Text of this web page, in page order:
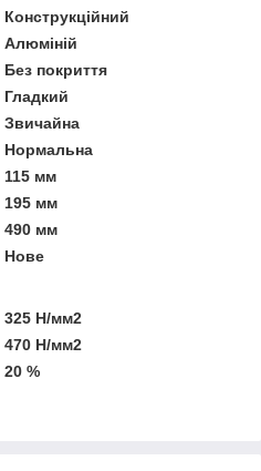
Конструкційний
Алюміній
Без покриття
Гладкий
Звичайна
Нормальна
115 мм
195 мм
490 мм
Нове
325 Н/мм2
470 Н/мм2
20 %